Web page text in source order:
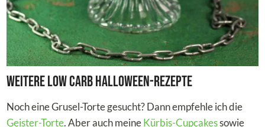
Weitere Low Carb Halloween-Rezepte
Noch eine Grusel-Torte gesucht? Dann empfehle ich die
Geister-Torte. Aber auch meineKürbis-Cupcakessowie